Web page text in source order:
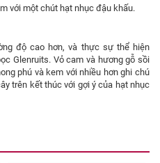
với một chút hạt nhục đậu khấu.
độ cao hơn, và thực sự thể hiện
Glenruits. Vỏ cam và hương gỗ sồi
phú và kem với nhiều hơn ghi chú
trên kết thúc với gợi ý của hạt nhục